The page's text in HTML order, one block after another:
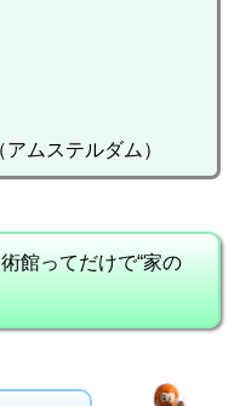
ムステルダム）
館ってだけで“家の